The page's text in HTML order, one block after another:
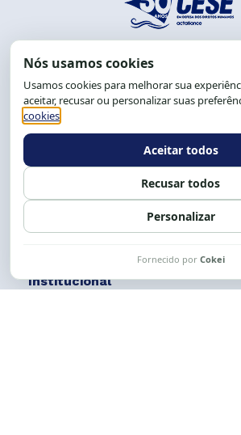
End.: R. da Graça, 150.
CEP: 40.150-055
Salvador-BA, Brasil.
Tel.: (71) 2104-5457, Cel.: (71) 9 9239-
Expediente: 8h às 12h e 13 às
Siga nossas redes
Institucional